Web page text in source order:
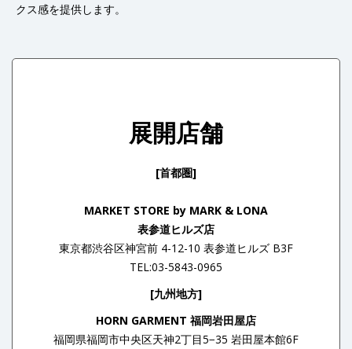
クス感を提供します。
展開店舗
[首都圏]
MARKET STORE by MARK & LONA
表参道ヒルズ店
東京都渋谷区神宮前 4-12-10 表参道ヒルズ B3F
TEL:03-5843-0965
[九州地方]
HORN GARMENT 福岡岩田屋店
福岡県福岡市中央区天神2丁目5−35 岩田屋本館6F